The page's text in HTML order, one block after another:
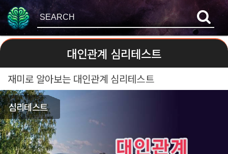
대인관계 심리테스트
재미로 알아보는 대인관계 심리테스트
심리테스트